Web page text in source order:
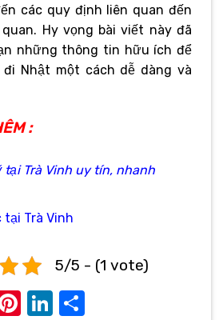
các quy định liên quan đến
Hy vọng bài viết này đã
những thông tin hữu ích để
Nhật một cách dễ dàng và
:
tại Trà Vinh uy tín, nhanh
tại Trà Vinh
5/5 - (1 vote)
Pinterest
LinkedIn